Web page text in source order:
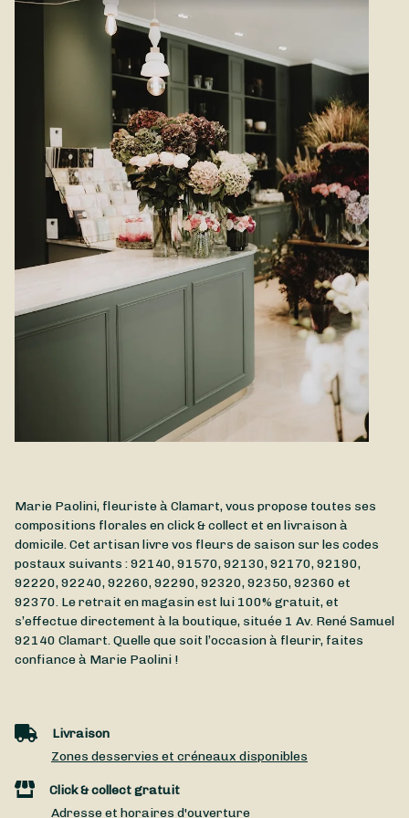
est disponible à la livraison à Clamart et ses environs.
Marie Paolini, fleuriste à Clamart, vous propose toutes ses
compositions florales en click & collect et en livraison à
domicile. Cet artisan livre vos fleurs de saison sur les codes
postaux suivants : 92140, 91570, 92130, 92170, 92190,
92220, 92240, 92260, 92290, 92320, 92350, 92360 et
92370. Le retrait en magasin est lui 100% gratuit, et
s’effectue directement à la boutique, située 1 Av. René Samuel
92140 Clamart. Quelle que soit l’occasion à fleurir, faites
confiance à Marie Paolini !
Livraison
Zones desservies et créneaux disponibles
Click & collect gratuit
Adresse et horaires d'ouverture